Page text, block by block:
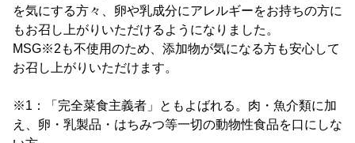
を気にする方々、卵や乳成分にアレルギーをお持ちの方に
もお召し上がりいただけるようになりました。
MSG※2も不使用のため、添加物が気になる方も安心して
お召し上がりいただけます。
※1：「完全菜食主義者」ともよばれる。肉・魚介類に加
え、卵・乳製品・はちみつ等一切の動物性食品を口にしな